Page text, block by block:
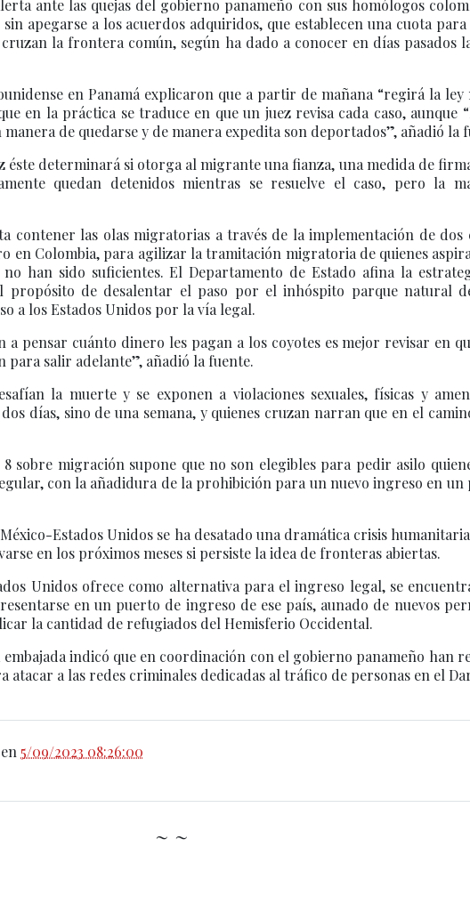
ante las quejas del gobierno panameño con sus homólogos
apegarse a los acuerdos adquiridos, que establecen una cuota
la frontera común, según ha dado a conocer en días pasados
en Panamá explicaron que a partir de mañana “regirá la
en la práctica se traduce en que un juez revisa cada caso, aunque
de quedarse y de manera expedita son deportados”, añadió la
éste determinará si otorga al migrante una fianza, una medida de
quedan detenidos mientras se resuelve el caso, pero la
contener las olas migratorias a través de la implementación de dos
en Colombia, para agilizar la tramitación migratoria de quienes
han sido suficientes. El Departamento de Estado afina la
propósito de desalentar el paso por el inhóspito parque natural
a los Estados Unidos por la vía legal.
a pensar cuánto dinero les pagan a los coyotes es mejor revisar en
salir adelante”, añadió la fuente.
la muerte y se exponen a violaciones sexuales, físicas y
días, sino de una semana, y quienes cruzan narran que en el
sobre migración supone que no son elegibles para pedir asilo
con la añadidura de la prohibición para un nuevo ingreso en un
Estados Unidos se ha desatado una dramática crisis
en los próximos meses si persiste la idea de fronteras abiertas.
Unidos ofrece como alternativa para el ingreso legal, se
en un puerto de ingreso de ese país, aunado de nuevos
la cantidad de refugiados del Hemisferio Occidental.
indicó que en coordinación con el gobierno panameño han
atacar a las redes criminales dedicadas al tráfico de personas en el
en 5/09/2023 08:26:00
~ ~